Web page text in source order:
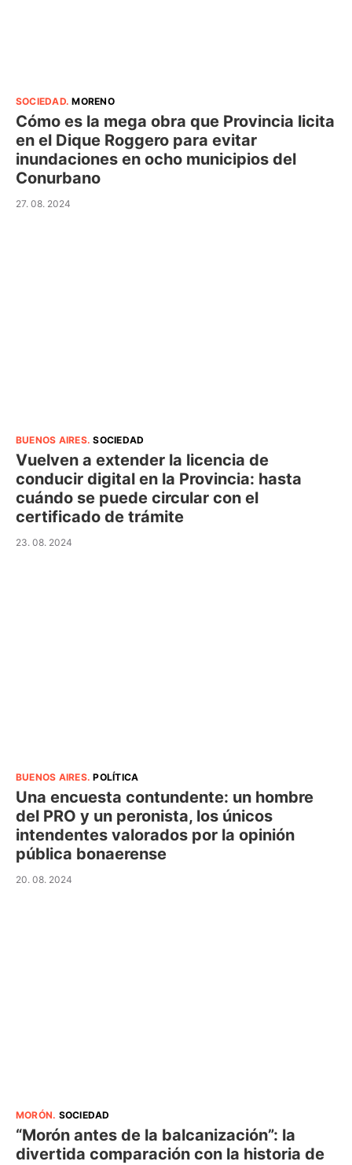
SOCIEDAD.MORENO
Cómo es la mega obra que Provincia licita
en el Dique Roggero para evitar
inundaciones en ocho municipios del
Conurbano
27. 08. 2024
BUENOS AIRES.SOCIEDAD
Vuelven a extender la licencia de
conducir digital en la Provincia: hasta
cuándo se puede circular con el
certificado de trámite
23. 08. 2024
BUENOS AIRES.POLÍTICA
Una encuesta contundente: un hombre
del PRO y un peronista, los únicos
intendentes valorados por la opinión
pública bonaerense
20. 08. 2024
MORÓN. SOCIEDAD
“Morón antes de la balcanización”: la
divertida comparación con la historia de